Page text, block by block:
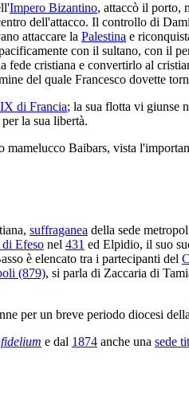
Impero Bizantino, attaccò il porto,
dell'attacco. Il controllo di
attaccare la Palestina e
con il sultano, con il
cristiana e convertirlo al
del quale Francesco dovette
di Francia; la sua flotta vi giunse
la sua libertà.
Baibars, vista
suffraganea della sede
Efeso nel 431 ed Elpidio, il suo
è elencato tra i partecipanti del
(879), si parla di Zaccaria di
per un breve periodo diocesi della
e dal 1874 anche una sede